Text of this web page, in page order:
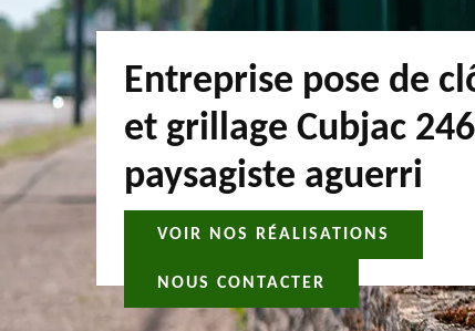
Entreprise pose de
et grillage Cubjac
paysagiste aguerri
VOIR NOS RÉALISATIONS
NOUS CONTACTER